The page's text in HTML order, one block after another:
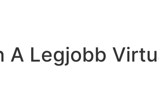
A Legjobb